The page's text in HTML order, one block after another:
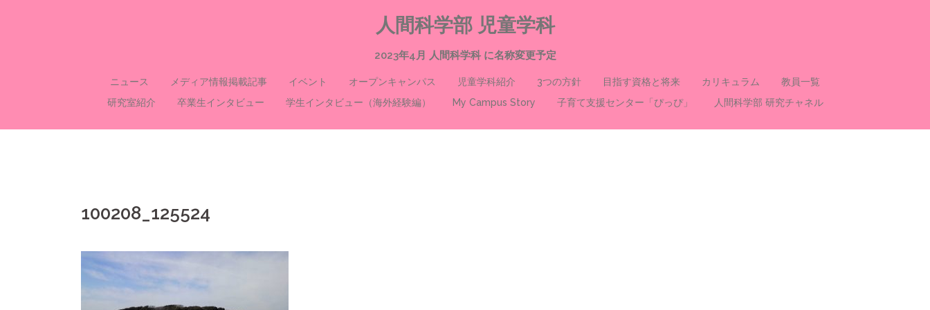
キ
人間科学部 児童学科
2023年4月 人間科学科 に名称変更予定
ニュース メディア情報掲載記事 イベント オープンキャンパス 児童学科紹介 3つの方針 目指す資格と将来 カリキュラム
教員一覧
研究室紹介
卒業生インタビュー 学生インタビュー（海外経験編） My Campus Story 子育て支援センター「ぴっぴ」 人間科学部 研究チャネル
100208_125524